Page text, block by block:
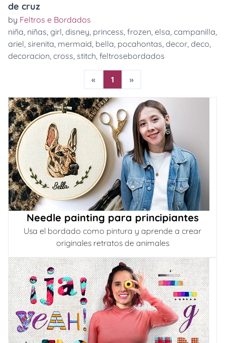
de cruz
by Feltros e Bordados
niña, niñas, girl, disney, princess, frozen, elsa, campanilla,
ariel, sirenita, mermaid, bella, pocahontas, decor, deco,
decoracion, cross, stitch, feltrosebordados
« 1 »
Needle painting para principiantes
Usa el bordado como pintura y aprende a crear
originales retratos de animales